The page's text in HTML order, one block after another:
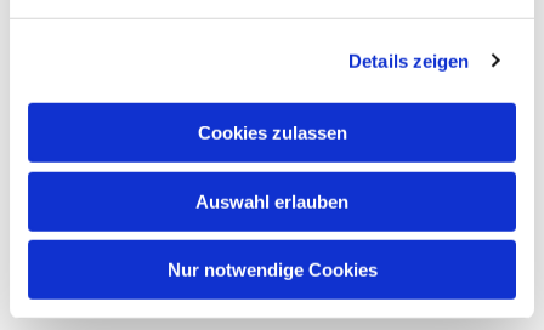
Details zeigen
Cookies zulassen
Auswahl erlauben
Nur notwendige Cookies